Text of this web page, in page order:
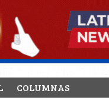
COLUMNAS